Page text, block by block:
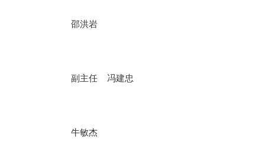
邵洪岩
副主任 冯建忠
牛敏杰